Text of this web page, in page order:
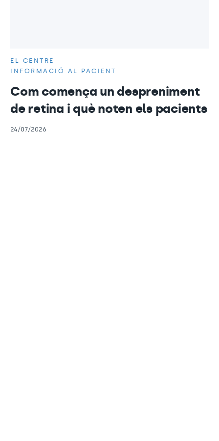
EL CENTRE
INFORMACIÓ AL PACIENT
Com comença un despreniment
de retina i què noten els pacients
24/07/2026